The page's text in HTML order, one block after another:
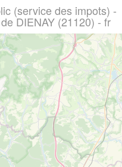
(service des impots) -
DIENAY (21120) - fr